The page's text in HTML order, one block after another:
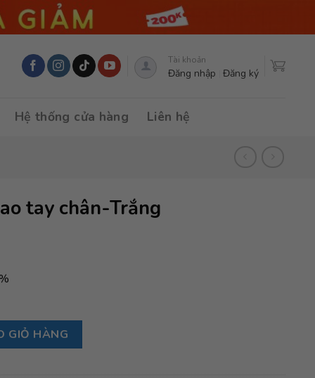
Tài khoản
Đăng nhập Đăng ký
Hệ thống cửa hàng Liên hệ
tay chân-Trắng
số lượng
GIỎ HÀNG